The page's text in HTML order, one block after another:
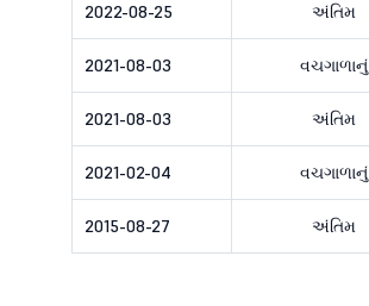
2022-08-25 અંતિમ
2021-08-03 વચગાળાનું
2021-08-03 અંતિમ
2021-02-04 વચગાળાનું
2015-08-27 અંતિમ